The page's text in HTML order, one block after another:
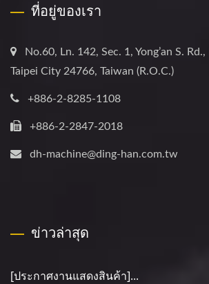
ที่อยู่ของเรา
No.60, Ln. 142, Sec. 1, Yong’an S.
Taipei City 24766, Taiwan (R.O.C.)
+886-2-8285-1108
+886-2-2847-2018
dh-machine@ding-han.com.tw
ข่าวล่าสุด
[ประกาศงานแสดงสินค้า]...